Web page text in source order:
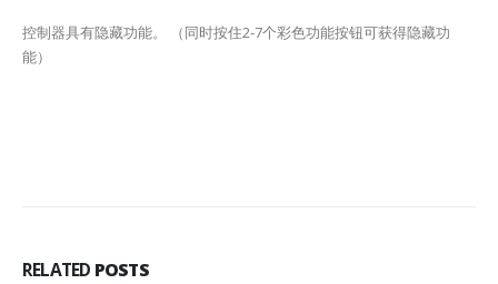
控制器具有隐藏功能。 （同时按住2-7个彩色功能按钮可获得隐藏功
能）
RELATED POSTS